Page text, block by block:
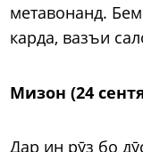
метавонанд.
карда, вазъи
Мизон (24
Дар ин рӯз бо